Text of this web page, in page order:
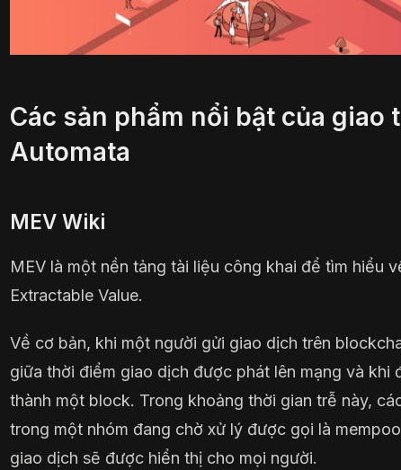
Các sản phẩm nổi bật của giao
Automata
MEV Wiki
MEV là một nền tảng tài liệu công khai để tìm hiểu
Extractable Value.
Về cơ bản, khi một người gửi giao dịch trên
giữa thời điểm giao dịch được phát lên mạng và khi
thành một block. Trong khoảng thời gian trễ này,
trong một nhóm đang chờ xử lý được gọi là
giao dịch sẽ được hiển thị cho mọi người.